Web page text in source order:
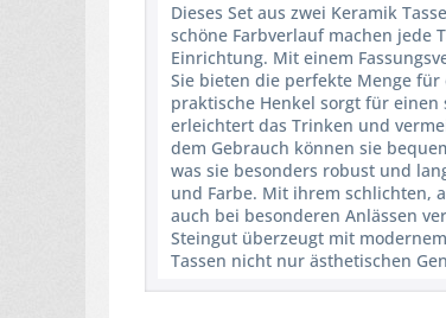
Dieses Set aus zwei Keramik
schöne Farbverlauf machen jede
Einrichtung. Mit einem
Sie bieten die perfekte Menge
praktische Henkel sorgt für
erleichtert das Trinken und
dem Gebrauch können sie
was sie besonders robust und
und Farbe. Mit ihrem schlichten,
auch bei besonderen Anlässen
Steingut überzeugt mit
Tassen nicht nur ästhetischen